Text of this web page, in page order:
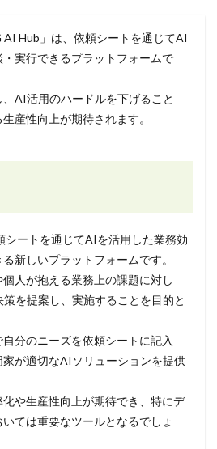
Hub」は、依頼シートを通じてAI
実行できるプラットフォームで
AI活用のハードルを下げること
産性向上が期待されます。
シートを通じてAIを活用した業務効
新しいプラットフォームです。
人が抱える業務上の課題に対し
を提案し、実施することを目的と
分のニーズを依頼シートに記入
家が適切なAIソリューションを提供
や生産性向上が期待でき、特にデ
ては重要なツールとなるでしょ